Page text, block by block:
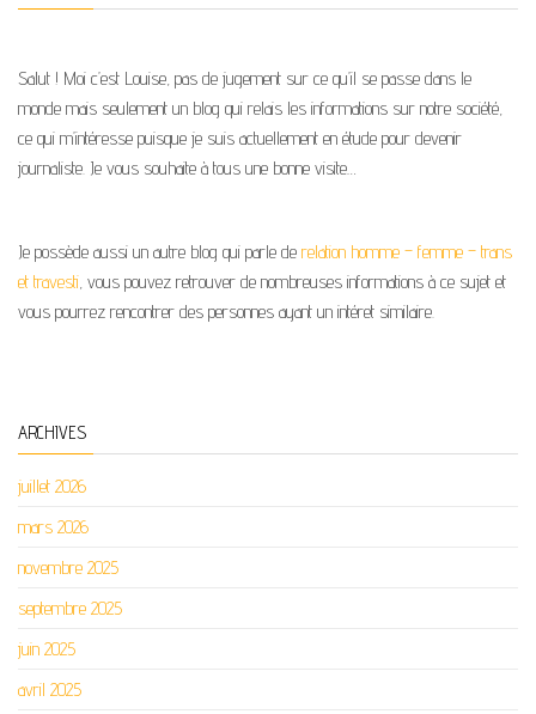
Salut ! Moi c’est Louise, pas de jugement sur ce qu’il se passe dans le
monde mais seulement un blog qui relais les informations sur notre société,
ce qui m’intéresse puisque je suis actuellement en étude pour devenir
journaliste. Je vous souhaite à tous une bonne visite…
Je possède aussi un autre blog qui parle de relation homme – femme – trans
et travesti , vous pouvez retrouver de nombreuses informations à ce sujet et
vous pourrez rencontrer des personnes ayant un intéret similaire.
ARCHIVES
juillet 2026
mars 2026
novembre 2025
septembre 2025
juin 2025
avril 2025